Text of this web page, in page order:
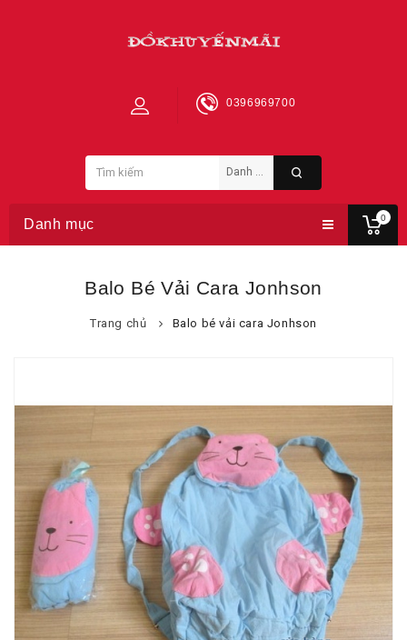
0
0396969700
Danh mục
Balo Bé Vải Cara Jonhson
Trang chủ Balo bé vải cara Jonhson